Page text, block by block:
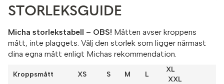
STORLEKSGUIDE
Micha storlekstabell – OBS! Måtten avser kroppens
mått, inte plaggets. Välj den storlek som ligger närmast
dina egna mått enligt Michas rekommendation.
Kroppsmått XS S M L
XL
XXL